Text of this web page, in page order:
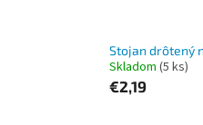
Stojan drôtený
Skladom (5 ks)
€2,19